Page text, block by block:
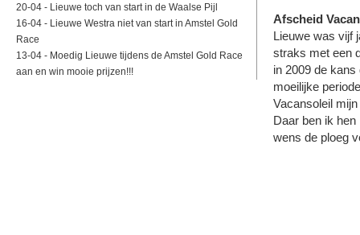
20-04 - Lieuwe toch van start in de Waalse Pijl
16-04 - Lieuwe Westra niet van start in Amstel Gold
Race
13-04 - Moedig Lieuwe tijdens de Amstel Gold Race
aan en win mooie prijzen!!!
Afscheid
Lieuwe was vijf
straks met een
in 2009 de
moeilijke
Vacansoleil
Daar ben ik hen
wens de ploeg